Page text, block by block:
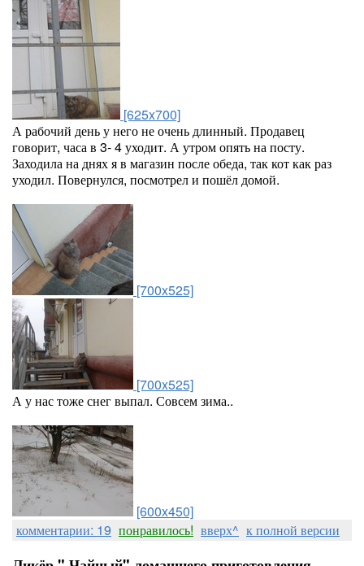
[625x700]
А рабочий день у него не очень длинный. Продавец
говорит, часа в 3- 4 уходит. А утром опять на посту.
Заходила на днях я в магазин после обеда, так кот как раз
уходил. Повернулся, посмотрел и пошёл домой.
[700x525]
[700x525]
А у нас тоже снег выпал. Совсем зима..
[600x450]
комментарии: 19 понравилось! вверх^ к полной версии